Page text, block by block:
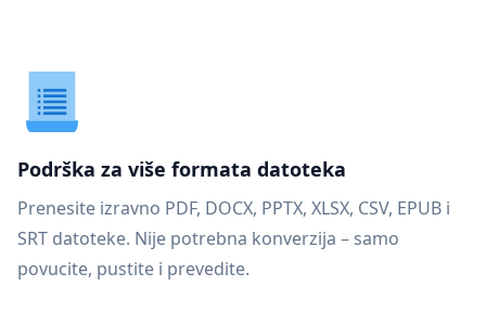
Podrška za više formata datoteka
Prenesite izravno PDF, DOCX, PPTX, XLSX, CSV, EPUB i
SRT datoteke. Nije potrebna konverzija – samo
povucite, pustite i prevedite.